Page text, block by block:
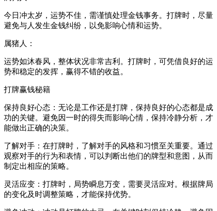
今日冲太岁，运势不佳，需谨慎处理金钱事务。打牌时，尽量
避免与人发生金钱纠纷，以免影响心情和运势。
属猪人：
运势如沐春风，整体状况非常吉利。打牌时，可凭借良好的运
势和稳定的发挥，赢得不错的收益。
打牌赢钱秘籍
保持良好心态：无论是工作还是打牌，保持良好的心态都是成
功的关键。避免因一时的得失而影响心情，保持冷静分析，才
能做出正确的决策。
了解对手：在打牌时，了解对手的风格和习惯至关重要。通过
观察对手的行为和表情，可以判断出他们的牌型和意图，从而
制定出相应的策略。
灵活应变：打牌时，局势瞬息万变，需要灵活应对。根据牌局
的变化及时调整策略，才能保持优势。